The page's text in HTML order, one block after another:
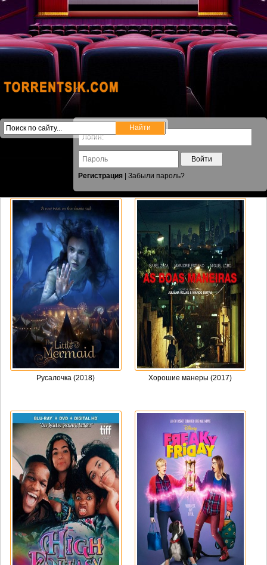
Войти
Регистрация
Забыли пароль?
Русалочка (2018) Хорошие манеры (2017)